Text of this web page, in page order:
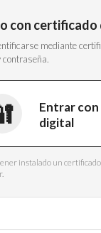
con
mediante
contraseña.
Entrar
digital
instalado un